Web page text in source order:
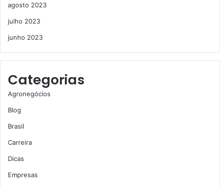
agosto 2023
julho 2023
junho 2023
Categorias
Agronegócios
Blog
Brasil
Carreira
Dicas
Empresas